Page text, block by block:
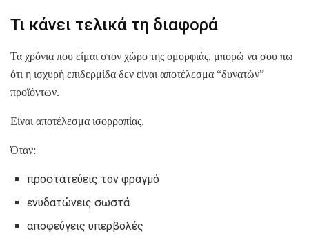
Τι κάνει τελικά τη διαφορά
Τα χρόνια που είμαι στον χώρο της ομορφιάς, μπορώ να σου πω
ότι η ισχυρή επιδερμίδα δεν είναι αποτέλεσμα “δυνατών”
προϊόντων.
Είναι αποτέλεσμα ισορροπίας.
Όταν:
προστατεύεις τον φραγμό
ενυδατώνεις σωστά
αποφεύγεις υπερβολές